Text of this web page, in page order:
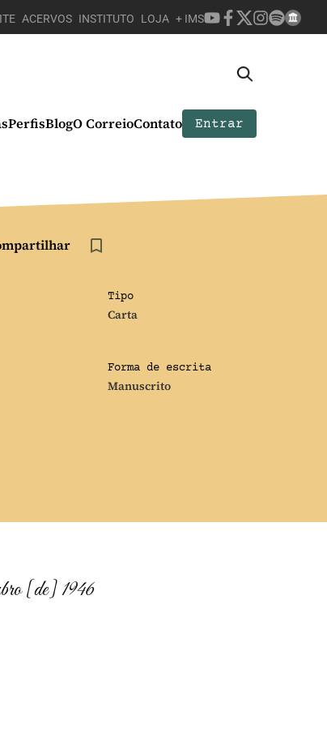
ACERVOS INSTITUTO LOJA + IMS
PerfisBlogO CorreioContato Entrar
Tipo
Carta
Forma de escrita
Manuscrito
[de] 1946